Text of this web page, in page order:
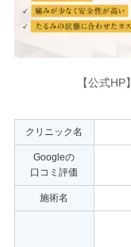
【公式HP】
クリニック名
Googleの
口コミ評価
施術名